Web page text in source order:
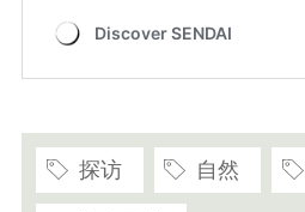
探访 自然